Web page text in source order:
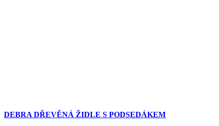
DEBRA DŘEVĚNÁ ŽIDLE S PODSEDÁKEM